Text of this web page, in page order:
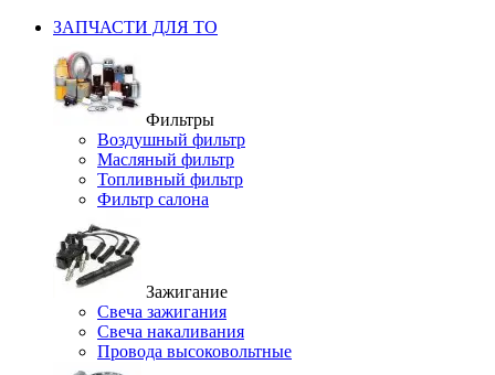
ЗАПЧАСТИ ДЛЯ ТО
Фильтры
Воздушный фильтр
Масляный фильтр
Топливный фильтр
Фильтр салона
Зажигание
Свеча зажигания
Свеча накаливания
Провода высоковольтные